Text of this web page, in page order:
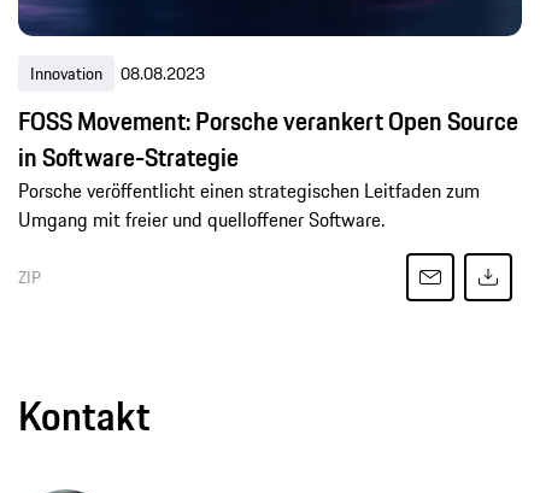
Innovation 08.08.2023
FOSS Movement: Porsche verankert Open Source
in Software-Strategie
Porsche veröffentlicht einen strategischen Leitfaden zum
Umgang mit freier und quelloffener Software.
ZIP
Kontakt